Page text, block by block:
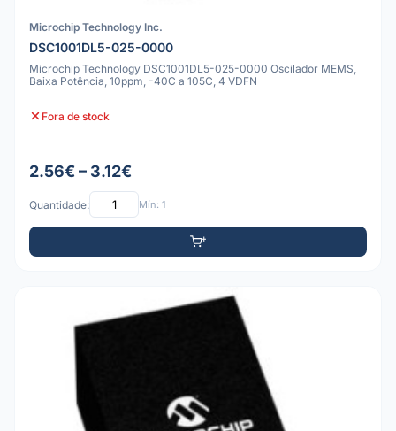
Microchip Technology Inc.
DSC1001DL5-025-0000
Microchip Technology DSC1001DL5-025-0000 Oscilador MEMS,
Baixa Potência, 10ppm, -40C a 105C, 4 VDFN
Fora de stock
2.56€ – 3.12€
Quantidade: Mín: 1